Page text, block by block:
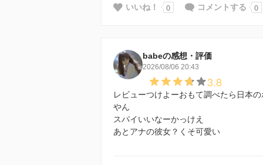
いいね！ 0 コメントする 0
babeの感想・評価
2026/08/06 20:43
3.8
レビューつけよーおもて調べたら日本
やん
スパイいいなーかっけえ
あとアナの彼女？くそ可愛い